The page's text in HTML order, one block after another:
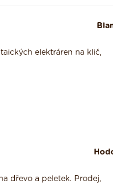
elektráren na klič,
dřevo a peletek. Prodej,